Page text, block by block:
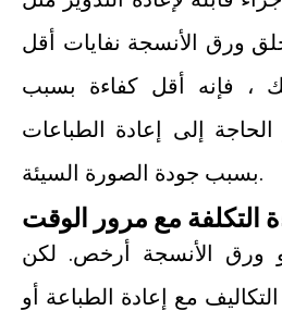
ورق الأنسجة نفايات أقل
، فإنه أقل كفاءة بسبب
الحاجة إلى إعادة الطباعات
بسبب جودة الصورة السيئة.
التكلفة مع مرور الوقت
ورق الأنسجة أرخص. لكن
مع إعادة الطباعة أو